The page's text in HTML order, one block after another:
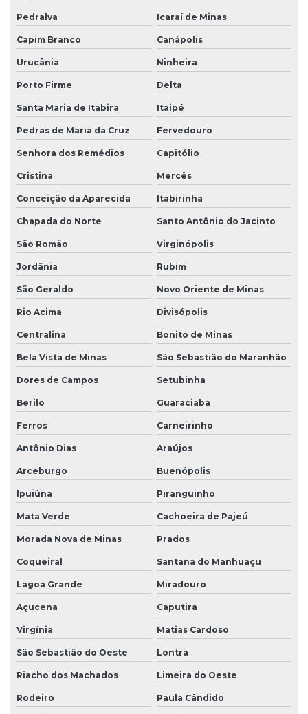
Pedralva Icaraí de Minas
Capim Branco Canápolis
Urucânia Ninheira
Porto Firme Delta
Santa Maria de Itabira Itaipé
Pedras de Maria da Cruz Fervedouro
Senhora dos Remédios Capitólio
Cristina Mercês
Conceição da Aparecida Itabirinha
Chapada do Norte Santo Antônio do Jacinto
São Romão Virginópolis
Jordânia Rubim
São Geraldo Novo Oriente de Minas
Rio Acima Divisópolis
Centralina Bonito de Minas
Bela Vista de Minas São Sebastião do Maranhão
Dores de Campos Setubinha
Berilo Guaraciaba
Ferros Carneirinho
Antônio Dias Araújos
Arceburgo Buenópolis
Ipuiúna Piranguinho
Mata Verde Cachoeira de Pajeú
Morada Nova de Minas Prados
Coqueiral Santana do Manhuaçu
Lagoa Grande Miradouro
Açucena Caputira
Virgínia Matias Cardoso
São Sebastião do Oeste Lontra
Riacho dos Machados Limeira do Oeste
Rodeiro Paula Cândido